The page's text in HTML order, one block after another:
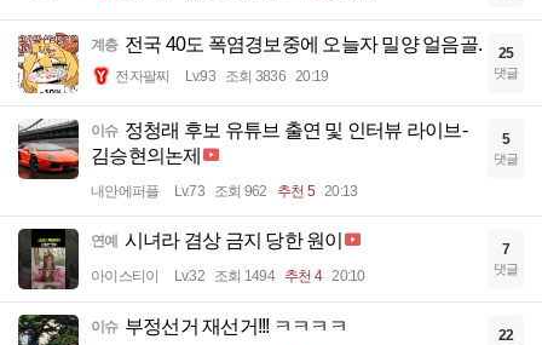
계층 전국 40도 폭염경보중에 오늘자 밀양 얼음골.
전자팔찌 Lv.93 조회 3836 20:19
25
댓글
이슈 정청래 후보 유튜브 출연 및 인터뷰 라이브-
김승현의논제
내안에퍼플 Lv.73 조회 962 추천 5 20:13
5
댓글
연예 시녀라 겸상 금지 당한 원이
아이스티이 Lv.32 조회 1494 추천 4 20:10
7
댓글
이슈 부정선거 재선거!!! ㅋㅋㅋㅋ 22